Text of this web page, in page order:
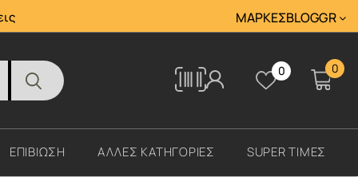
Tracking ΜΆΡΚΕΣBLOGGR
Tracking 0 0
ΕΠΙΒΙΩΣΗ ΑΛΛΕΣ ΚΑΤΗΓΟΡΙΕΣ SUPER ΤΙΜΕΣ